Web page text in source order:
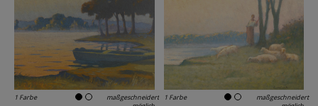
1 Farbe
maßgeschneidert
1 Farbe
maßgeschneidert